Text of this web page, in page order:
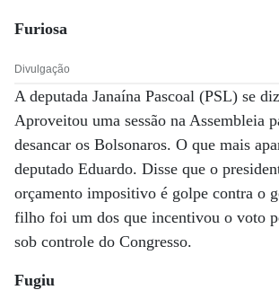
Furiosa
Divulgação
A deputada Janaína Pascoal (PSL) se
Aproveitou uma sessão na Assembleia
desancar os Bolsonaros. O que mais
deputado Eduardo. Disse que o
orçamento impositivo é golpe contra o
filho foi um dos que incentivou o voto
sob controle do Congresso.
Fugiu